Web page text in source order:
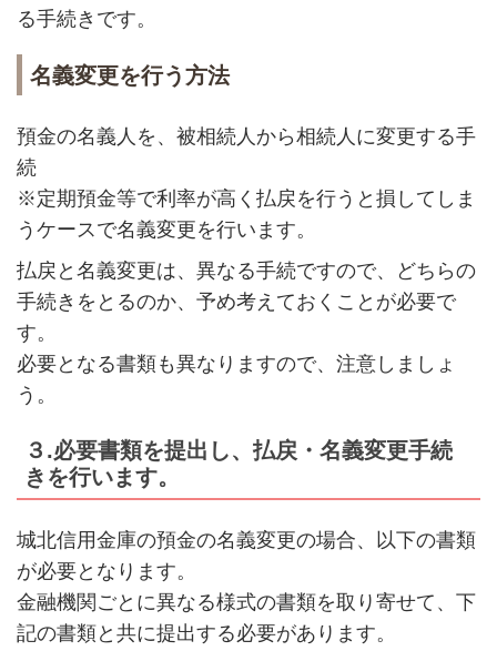
る手続きです。
名義変更を行う方法
預金の名義人を、被相続人から相続人に変更する手
続
※定期預金等で利率が高く払戻を行うと損してしま
うケースで名義変更を行います。
払戻と名義変更は、異なる手続ですので、どちらの
手続きをとるのか、予め考えておくことが必要で
す。
必要となる書類も異なりますので、注意しましょ
う。
３.必要書類を提出し、払戻・名義変更手続
きを行います。
城北信用金庫の預金の名義変更の場合、以下の書類
が必要となります。
金融機関ごとに異なる様式の書類を取り寄せて、下
記の書類と共に提出する必要があります。